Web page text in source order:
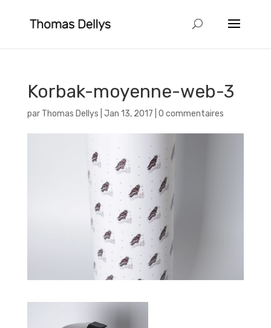
Korbak-moyenne-web-3
par Thomas Dellys Jan 13, 2017 0 commentaires